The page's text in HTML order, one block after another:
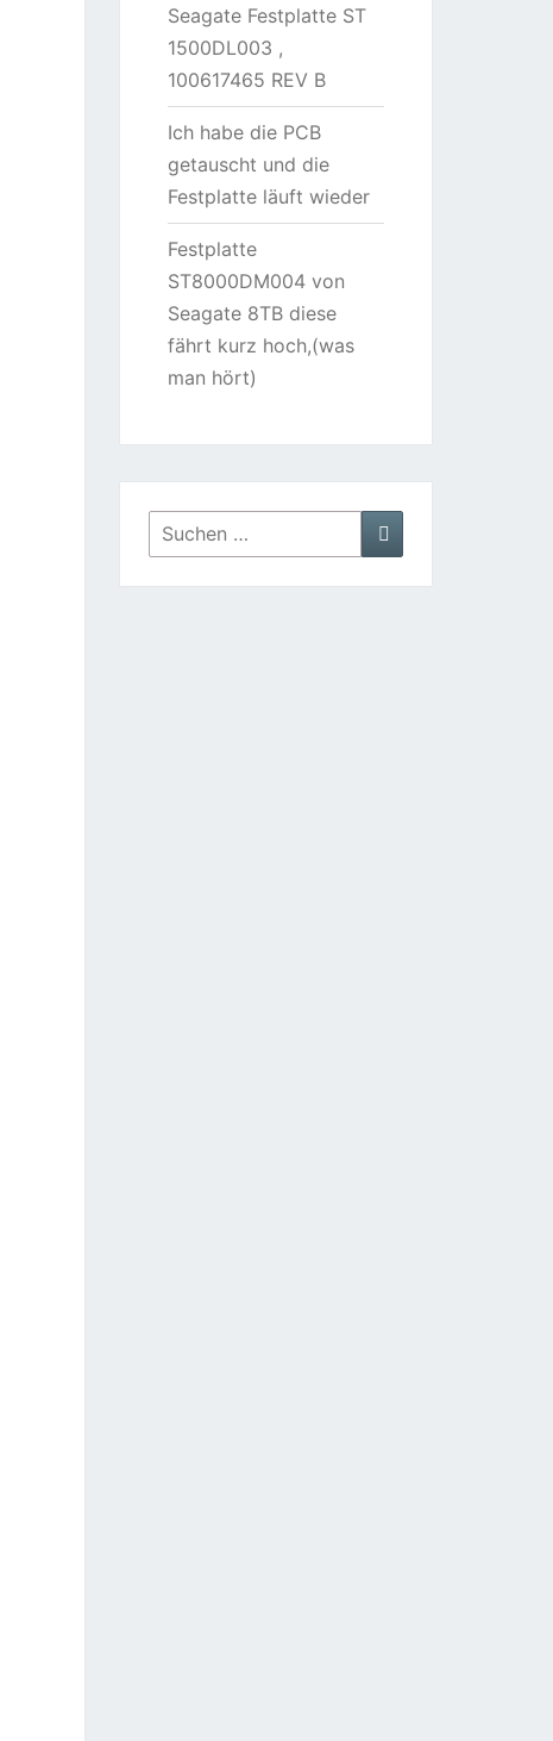
Seagate Festplatte ST
1500DL003 ,
100617465 REV B
Ich habe die PCB
getauscht und die
Festplatte läuft wieder
Festplatte
ST8000DM004 von
Seagate 8TB diese
fährt kurz hoch,(was
man hört)
Suchen
nach:
Suchen